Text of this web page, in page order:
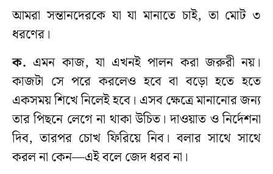
আমরা সন্তানদেরকে যা যা মানাতে চাই, তা মোট ৩
ধরণের।
ক. এমন কাজ, যা এখনই পালন করা জরুরী নয়।
কাজটা সে পরে করলেও হবে বা বড়ো হতে হতে
একসময় শিখে নিলেই হবে। এসব ক্ষেত্রে মানানোর জন্য
তার পিছনে লেগে না থাকা উচিত। দাওয়াত ও নির্দেশনা
দিব, তারপর চোখ ফিরিয়ে নিব। বলার সাথে সাথে
করল না কেন—এই বলে জেদ ধরব না।